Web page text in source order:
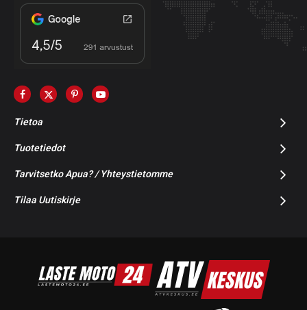
Tietoa
Tuotetiedot
Tarvitsetko Apua? / Yhteystietomme
Tilaa Uutiskirje